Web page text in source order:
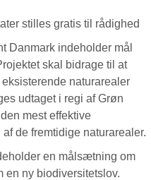
a
t
i
o
n
stilles gratis til rådighed
Danmark indeholder mål
skal bidrage til at
naturarealer
udtaget i regi af Grøn
mest effektive
de fremtidige naturarealer.
en målsætning om
en ny biodiversitetslov.